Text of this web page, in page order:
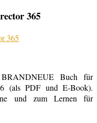
365
Buch für
(als PDF und E-Book).
und zum Lernen für